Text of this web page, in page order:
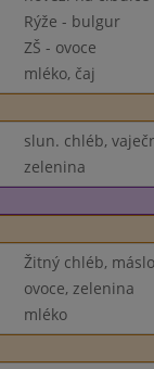
Rýže - bulgur
ZŠ - ovoce
mléko, čaj
slun. chléb,
zelenina
Žitný chléb,
ovoce, zelenina
mléko